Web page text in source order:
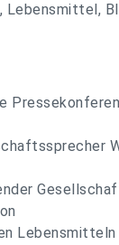
Lebensmittel,
Lebensmitteln